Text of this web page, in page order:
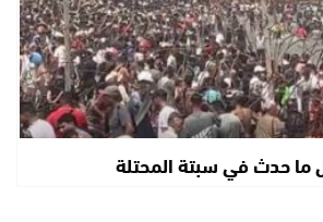
حدث في سبتة المحتلة